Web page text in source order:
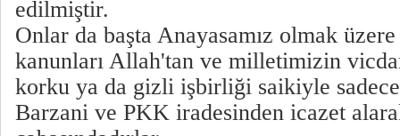
edilmiştir.
Onlar da başta Anayasamız olmak
kanunları Allah'tan ve milletimizin
korku ya da gizli işbirliği saikiyle
Barzani ve PKK iradesinden icazet